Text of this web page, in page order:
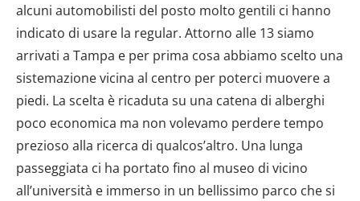
alcuni automobilisti del posto molto gentili ci hanno
indicato di usare la regular. Attorno alle 13 siamo
arrivati a Tampa e per prima cosa abbiamo scelto una
sistemazione vicina al centro per poterci muovere a
piedi. La scelta è ricaduta su una catena di alberghi
poco economica ma non volevamo perdere tempo
prezioso alla ricerca di qualcos’altro. Una lunga
passeggiata ci ha portato fino al museo di vicino
all’università e immerso in un bellissimo parco che si